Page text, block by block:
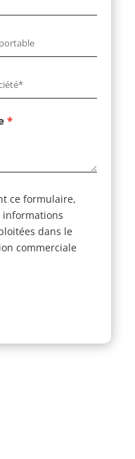
ce formulaire,
informations
dans le
commerciale